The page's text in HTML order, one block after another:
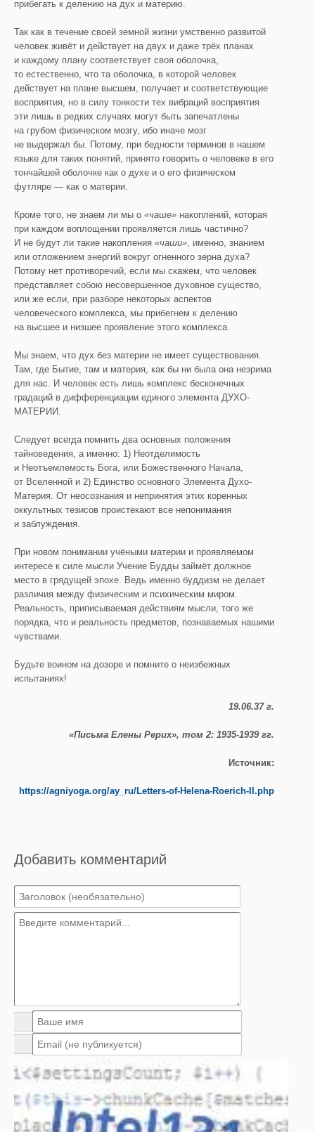
прибегать к делению на дух и материю.
Так как в течение своей земной жизни умственно развитой
человек живёт и действует на двух и даже трёх планах
и каждому плану соответствует своя оболочка,
то естественно, что та оболочка, в которой человек
действует на плане высшем, получает и соответствующие
восприятия, но в силу тонкости тех вибраций восприятия
эти лишь в редких случаях могут быть запечатлены
на грубом физическом мозгу, ибо иначе мозг
не выдержал бы. Потому, при бедности терминов в нашем
языке для таких понятий, принято говорить о человеке в его
тончайшей оболочке как о духе и о его физическом
футляре — как о материи.
Кроме того, не знаем ли мы о «чаше» накоплений, которая
при каждом воплощении проявляется лишь частично?
И не будут ли такие накопления «чаши», именно, знанием
или отложением энергий вокруг огненного зерна духа?
Потому нет противоречий, если мы скажем, что человек
представляет собою несовершенное духовное существо,
или же если, при разборе некоторых аспектов
человеческого комплекса, мы прибегнем к делению
на высшее и низшее проявление этого комплекса.
Мы знаем, что дух без материи не имеет существования.
Там, где Бытие, там и материя, как бы ни была она незрима
для нас. И человек есть лишь комплекс бесконечных
градаций в дифференциации единого элемента ДУХО-
МАТЕРИИ.
Следует всегда помнить два основных положения
тайноведения, а именно: 1) Неотделимость
и Неотъемлемость Бога, или Божественного Начала,
от Вселенной и 2) Единство основного Элемента Духо-
Материя. От неосознания и непринятия этих коренных
оккультных тезисов проистекают все непонимания
и заблуждения.
При новом понимании учёными материи и проявляемом
интересе к силе мысли Учение Будды займёт должное
место в грядущей эпохе. Ведь именно буддизм не делает
различия между физическим и психическим миром.
Реальность, приписываемая действиям мысли, того же
порядка, что и реальность предметов, познаваемых нашими
чувствами.
Будьте воином на дозоре и помните о неизбежных
испытаниях!
19.06.37 г.
«Письма Елены Рерих», том 2: 1935-1939 гг.
Источник:
https://agniyoga.org/ay_ru/Letters-of-Helena-Roerich-II.php
Добавить комментарий